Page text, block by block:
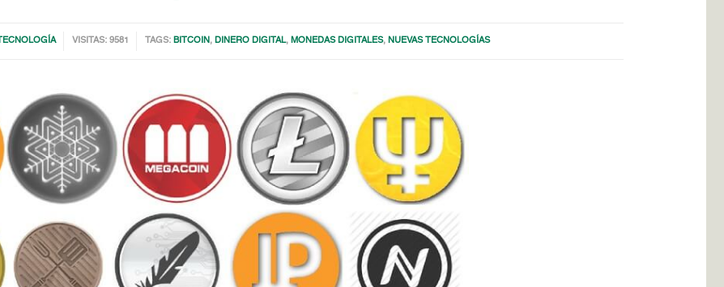
TECNOLOGÍA VISITAS: 9581 TAGS: BITCOIN , DINERO DIGITAL, MONEDAS DIGITALES, NUEVAS TECNOLOGÍAS